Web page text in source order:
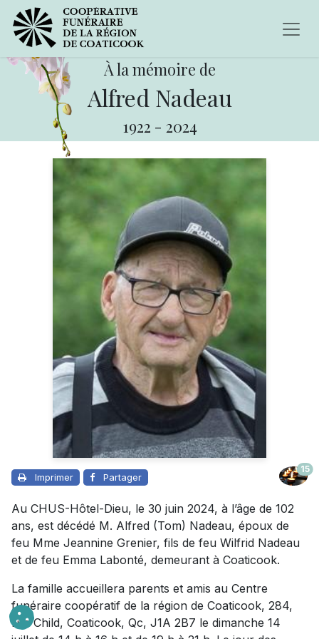
À la mémoire de
Alfred Nadeau
1922 - 2024
Imprimer Partager
15
Au CHUS-Hôtel-Dieu, le 30 juin 2024, à l’âge de 102
ans, est décédé M. Alfred (Tom) Nadeau, époux de
feu Mme Jeannine Grenier, fils de feu Wilfrid Nadeau
et de feu Emma Labonté, demeurant à Coaticook.
La famille accueillera parents et amis au Centre
funéraire coopératif de la région de Coaticook, 284,
rue Child, Coaticook, Qc, J1A 2B7 le dimanche 14